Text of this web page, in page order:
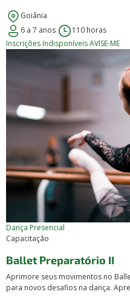
Goiânia
6 a 7 anos
110 horas
Inscrições IndisponíveisAVISE-ME
Dança Presencial
Capacitação
Ballet Preparatório II
Aprimore seus movimentos no
para novos desafios na dança.